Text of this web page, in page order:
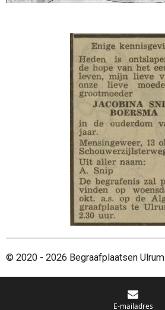
© 2020 - 2026 Begraafplaatsen Ulrum
E-mailadres